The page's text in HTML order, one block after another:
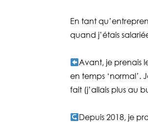
En tant
quand j’étais
Avant, je prenais
en temps ‘normal’.
fait (j’allais plus au
Depuis 2018, je